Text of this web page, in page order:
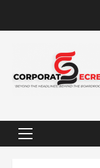
Primary